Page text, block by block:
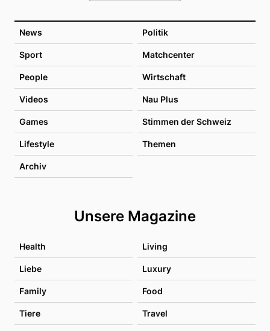
News Politik
Sport Matchcenter
People Wirtschaft
Videos Nau Plus
Games Stimmen der Schweiz
Lifestyle Themen
Archiv
Unsere Magazine
Health Living
Liebe Luxury
Family Food
Tiere Travel